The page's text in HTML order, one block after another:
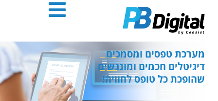
אנטר
מערכת טפסים ומסמכים
דיגיטלים חכמים ומונגשים
שהופכת כל טופס לחוויה!